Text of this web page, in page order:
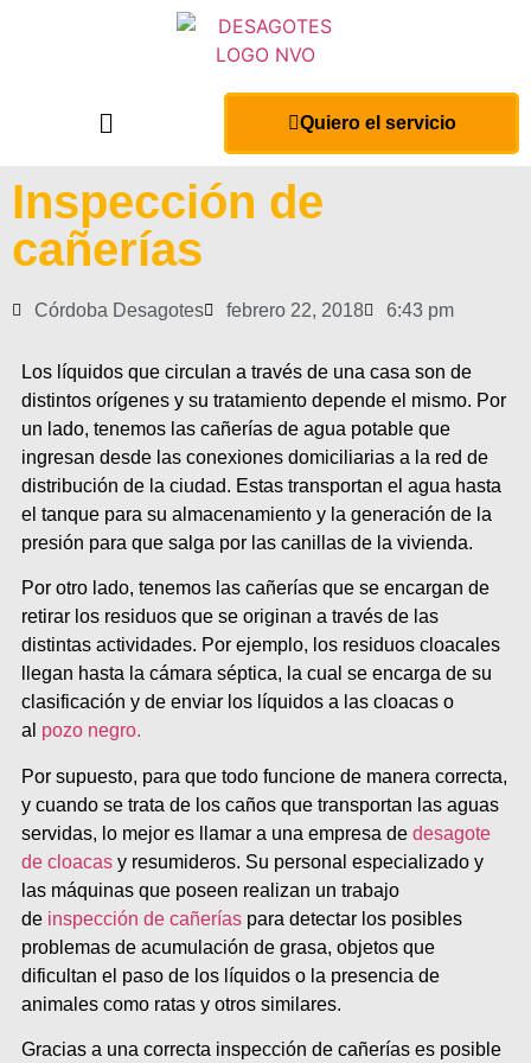
Quiero el servicio
Inspección de
cañerías
Córdoba Desagotes febrero 22, 2018 6:43 pm
Los líquidos que circulan a través de una casa son de
distintos orígenes y su tratamiento depende el mismo. Por
un lado, tenemos las cañerías de agua potable que
ingresan desde las conexiones domiciliarias a la red de
distribución de la ciudad. Estas transportan el agua hasta
el tanque para su almacenamiento y la generación de la
presión para que salga por las canillas de la vivienda.
Por otro lado, tenemos las cañerías que se encargan de
retirar los residuos que se originan a través de las
distintas actividades. Por ejemplo, los residuos cloacales
llegan hasta la cámara séptica, la cual se encarga de su
clasificación y de enviar los líquidos a las cloacas o
al pozo negro.
Por supuesto, para que todo funcione de manera correcta,
y cuando se trata de los caños que transportan las aguas
servidas, lo mejor es llamar a una empresa de desagote
de cloacas y resumideros. Su personal especializado y
las máquinas que poseen realizan un trabajo
de inspección de cañerías para detectar los posibles
problemas de acumulación de grasa, objetos que
dificultan el paso de los líquidos o la presencia de
animales como ratas y otros similares.
Gracias a una correcta inspección de cañerías es posible